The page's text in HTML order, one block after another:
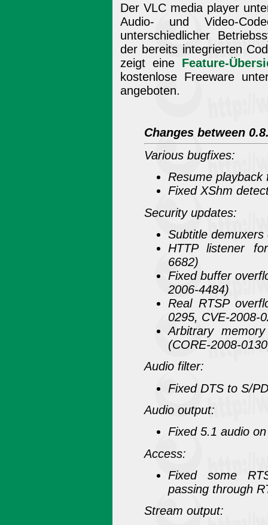
Der VLC media player
Audio- und Video-
unterschiedlicher
der bereits integrierten
zeigt eine Feature-
kostenlose Freeware
angeboten.
Changes between
Various bugfixes:
Resume playback
Fixed XShm
Security updates:
Subtitle
HTTP listener
6682)
Fixed buffer
2006-4484)
Real RTSP
0295, CVE-2008-
Arbitrary
(CORE-2008-
Audio filter:
Fixed DTS to S/
Audio output:
Fixed 5.1 audio
Access:
Fixed some
passing through
Stream output: